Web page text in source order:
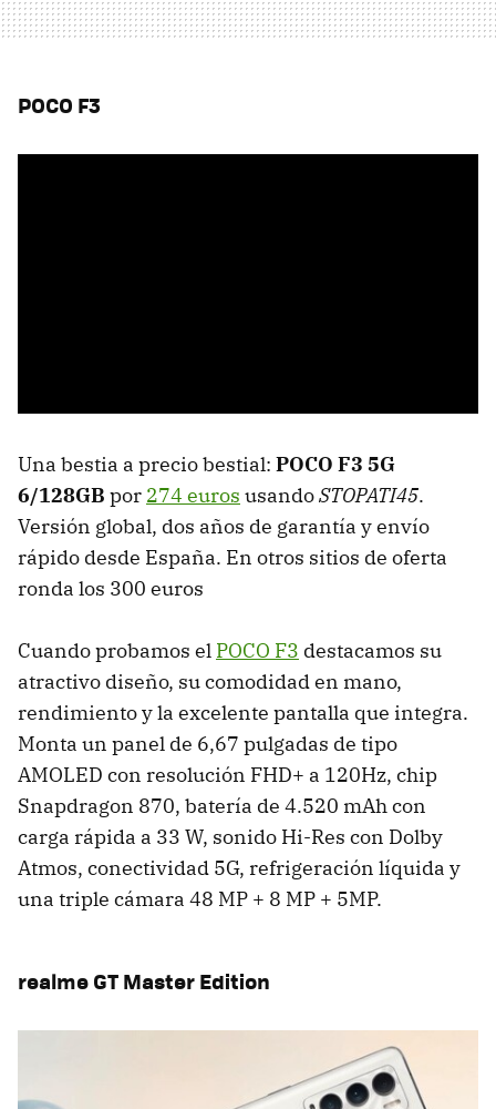
POCO F3
Una bestia a precio bestial: POCO F3 5G
6/128GB por 274 euros usandoSTOPATI45.
Versión global, dos años de garantía y envío
rápido desde España. En otros sitios de oferta
ronda los 300 euros
Cuando probamos el POCO F3 destacamos su
atractivo diseño, su comodidad en mano,
rendimiento y la excelente pantalla que integra.
Monta un panel de 6,67 pulgadas de tipo
AMOLED con resolución FHD+ a 120Hz, chip
Snapdragon 870, batería de 4.520 mAh con
carga rápida a 33 W, sonido Hi-Res con Dolby
Atmos, conectividad 5G, refrigeración líquida y
una triple cámara 48 MP + 8 MP + 5MP.
realme GT Master Edition